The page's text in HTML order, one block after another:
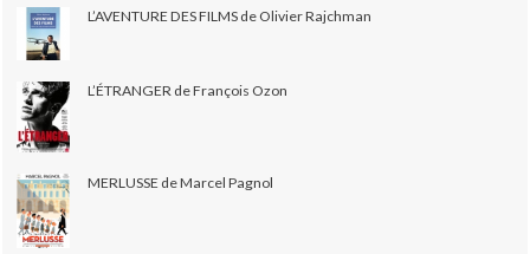
L’AVENTURE DES FILMS de Olivier Rajchman
L’ÉTRANGER de François Ozon
MERLUSSE de Marcel Pagnol